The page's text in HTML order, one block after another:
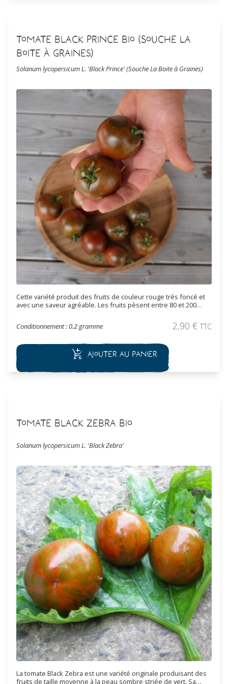
Tomate Black Prince Bio (Souche La
Boite à Graines)
Solanum lycopersicum L. 'Black Prince' (Souche La Boite à Graines)
Cette variété produit des fruits de couleur rouge très foncé et
avec une saveur agréable. Les fruits pèsent entre 80 et 200
Conditionnement : 0.2 gramme
2,90 € TTC
Ajouter au panier
Tomate Black Zebra Bio
Solanum lycopersicum L. 'Black Zebra'
La tomate Black Zebra est une variété originale produisant des
fruits de taille moyenne à la peau sombre striée de vert. Sa